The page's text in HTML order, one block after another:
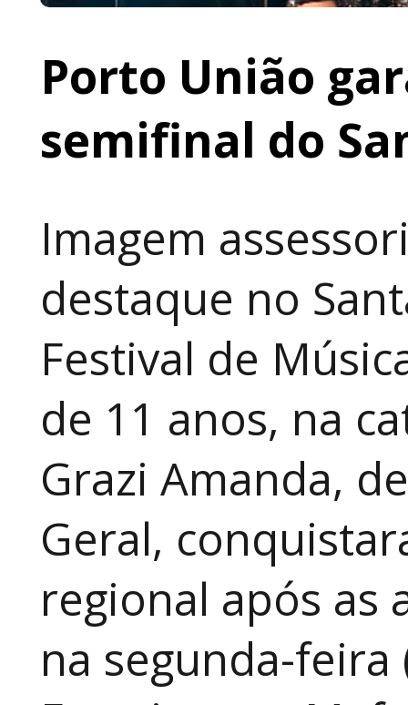
Porto União
semifinal do
Imagem
destaque no
Festival de
de 11 anos, na
Grazi Amanda,
Geral,
regional após as
na segunda-feira